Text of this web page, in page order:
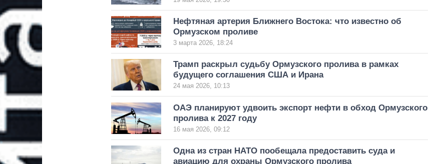
Нефтяная артерия Ближнего Востока: что известно об
Ормузском проливе
3 марта 2026, 18:24
Трамп раскрыл судьбу Ормузского пролива в рамках
будущего соглашения США и Ирана
24 мая 2026, 10:13
ОАЭ планируют удвоить экспорт нефти в обход Ормузского
пролива к 2027 году
16 мая 2026, 09:12
Одна из стран НАТО пообещала предоставить суда и
авиацию для охраны Ормузского пролива